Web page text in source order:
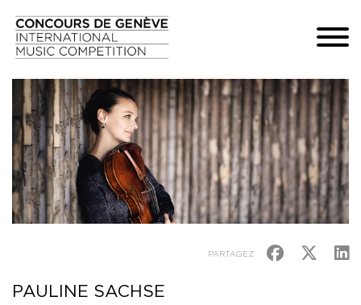
PARTAGEZ
PAULINE SACHSE